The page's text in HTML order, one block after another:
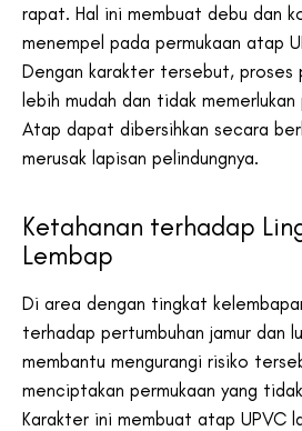
rapat. Hal ini membuat debu dan
menempel pada permukaan atap
Dengan karakter tersebut, proses
lebih mudah dan tidak memerlukan
Atap dapat dibersihkan secara
merusak lapisan pelindungnya.
Ketahanan terhadap
Lembap
Di area dengan tingkat
terhadap pertumbuhan jamur dan
membantu mengurangi risiko
menciptakan permukaan yang
Karakter ini membuat atap UPVC